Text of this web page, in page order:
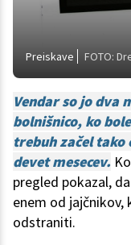
Preiskave FOTO:
Vendar so jo dva
bolnišnico, ko
trebuh začel tako
devet mesecev.
pregled pokazal,
enem od jajčnikov,
odstraniti.